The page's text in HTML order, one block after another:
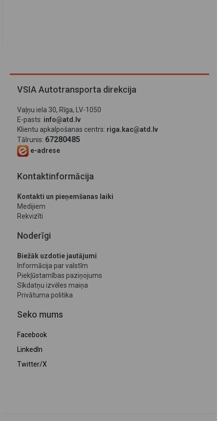
VSIA Autotransporta direkcija
Vaļņu iela 30, Rīga, LV-1050
E-pasts: info@atd.lv
Klientu apkalpošanas centrs: riga.kac@atd.lv
Tālrunis: 67280485
e-adrese
Kontaktinformācija
Kontakti un pieņemšanas laiki
Medijiem
Rekvizīti
Noderīgi
Biežāk uzdotie jautājumi
Informācija par valstīm
Piekļūstamības paziņojums
Sīkdatņu izvēles maiņa
Privātuma politika
Seko mums
Facebook
LinkedIn
Twitter/X